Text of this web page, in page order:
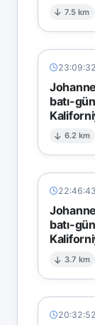
7.5 km
23:09:32
batı-
6.2 km
22:46:43
batı-
3.7 km
20:32:52